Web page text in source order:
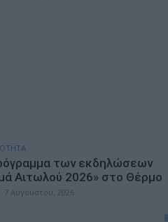
των εκδηλώσεων
Αιτωλού 2026» στο Θέρμο
7 Αυγούστου, 2026